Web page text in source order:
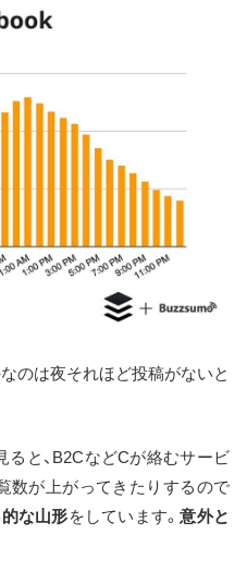
のは夜それほど投稿がないと
と、B2CなどCが絡むサービ
数が上がってきたりするので
な山形をしています。意外と